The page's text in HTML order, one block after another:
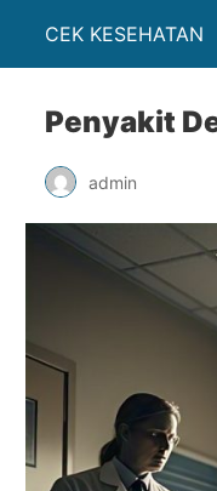
CEK KESEHATAN
Penyakit
admin